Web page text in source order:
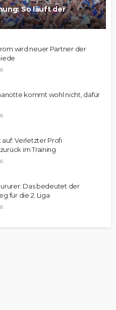
So läuft der
wird neuer Partner der
kommt wohl nicht, dafür
Verletzter Profi
im Training
Das bedeutet der
für die 2. Liga